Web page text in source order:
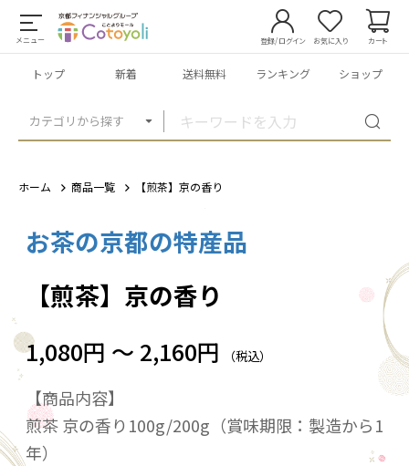
メニュー
カテゴリから探す
登録/ログイン お気に入り カート
トップ 新着 送料無料 ランキング ショップ
ホーム 商品一覧 【煎茶】京の香り
お茶の京都の特産品
【煎茶】京の香り
1,080円 ～ 2,160円 （税込）
【商品内容】
煎茶 京の香り100g/200g（賞味期限：製造から1
年）